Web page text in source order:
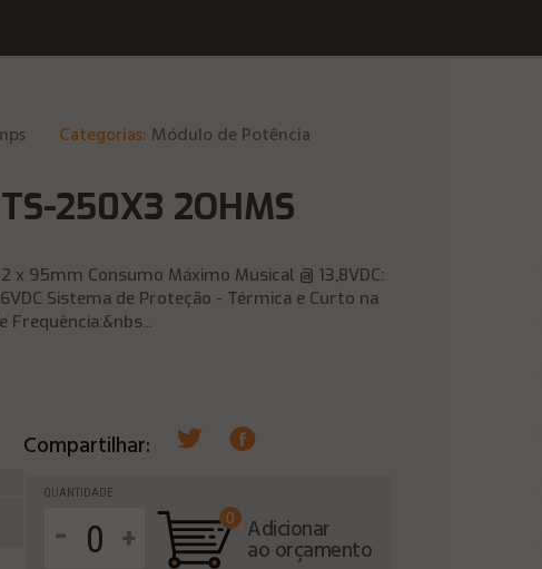
Categorias: Módulo de Potência
250X3 2OHMS
x 95mm Consumo Máximo Musical @ 13,8VDC:
Sistema de Proteção - Térmica e Curto na
Frequência:&nbs...
Compartilhar:
QUANTIDADE
- +
0 Adicionar
ao orçamento